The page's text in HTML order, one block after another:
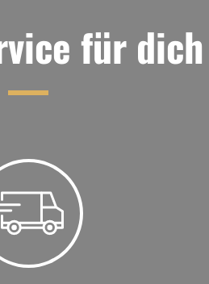
für dich